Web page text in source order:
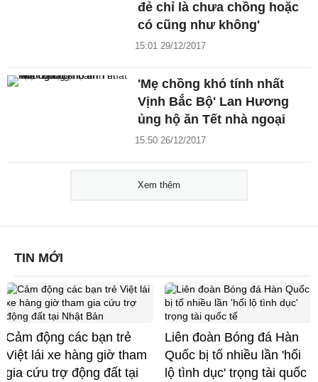
đẻ chỉ là chưa chồng hoặc
có cũng như không'
15:01 29/12/2017
'Mẹ chồng khó tính nhất
Vịnh Bắc Bộ' Lan Hương
ủng hộ ăn Tết nhà ngoại
15:50 26/12/2017
Xem thêm
TIN MỚI
Cảm động các bạn trẻ
Việt lái xe hàng giờ tham
gia cứu trợ động đất tại
Liên đoàn Bóng đá Hàn
Quốc bị tố nhiều lần 'hối
lộ tình dục' trọng tài quốc